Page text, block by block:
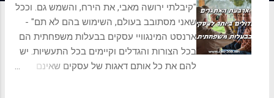
"קיבלתי ירושה מאבי, את הירח, והשמש גם. וככל
שאני מסתובב בעולם, השימוש בהם לא תם" -
ארנסט המינגוויי עסקים בבעלות משפחתית הם
בכל הצורות והגדלים וקיימים בכל התעשיות. יש
להם את כל אותם דאגות של עסקים שאינם